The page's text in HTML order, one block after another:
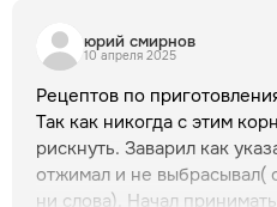
кипяченой воды и варят,
200 мл. Принимают по 1 ст. л.
Противопоказания
непереносимость
применением во время
до 12 лет
корень женьшеня
юрий смирнов
10 апреля 2025
Рецептов по
Так как никогда с этим
рискнуть. Заварил как
отжимал и не выбрасывал(
ни слова). Начал